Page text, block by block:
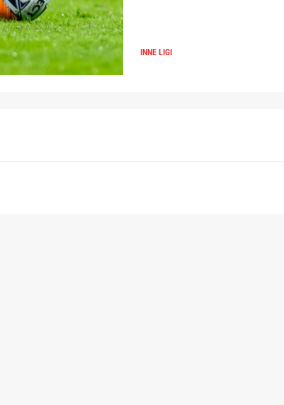
INNE LIGI